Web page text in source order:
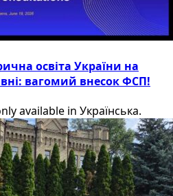
освіта України на
вагомий внесок ФСП!
available in Українська.